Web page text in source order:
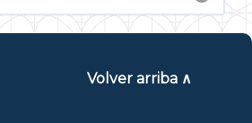
Volver arriba ∧